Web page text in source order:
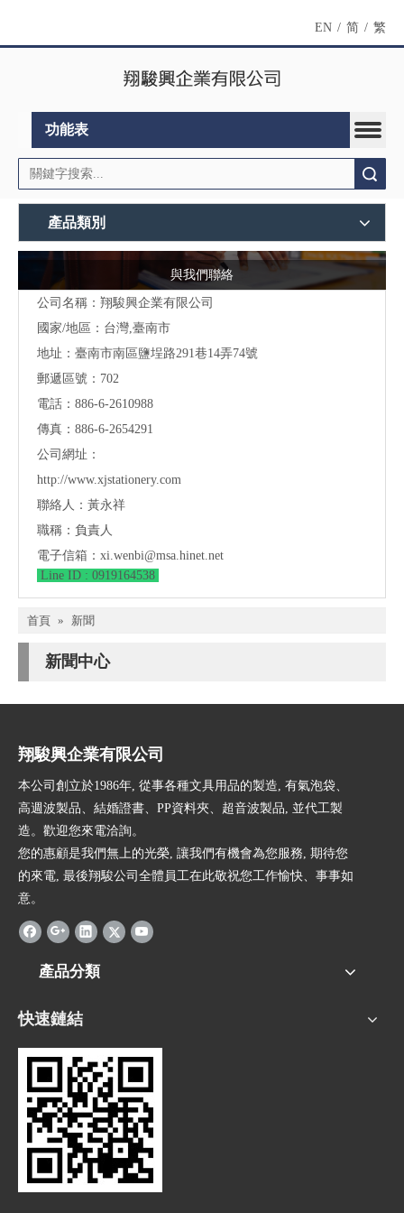
EN / 简 / 繁
功能表
產品類別
與我們聯絡
公司名稱：翔駿興企業有限公司
國家/地區：台灣,臺南市
地址： 臺南市南區鹽埕路291巷14弄74號
郵遞區號：702
電話：886-6-2610988
傳真：886-6-2654291
公司網址：
http://www.xjstationery.com
聯絡人：黃永祥
職稱：負責人
電子信箱： xi.wenbi@msa.hinet.net
Line ID : 0919164538
首頁 » 新聞
新聞中心
翔駿興企業有限公司
本公司創立於1986年, 從事各種文具用品的製造, 有氣泡袋、
高週波製品、結婚證書、PP資料夾、超音波製品, 並代工製
造。歡迎您來電洽詢。
您的惠顧是我們無上的光榮, 讓我們有機會為您服務, 期待您
的來電, 最後翔駿公司全體員工在此敬祝您工作愉快、事事如
意。
產品分類
快速鏈結